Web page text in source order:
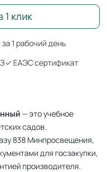
1 рабочий день
✓ ЕАЭС сертификат
1 клик
— это учебное
садов.
838 Минпросвещения,
для госзакупки,
производителя.